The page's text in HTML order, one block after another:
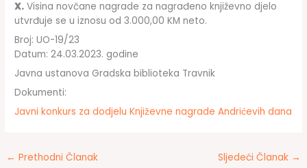
X. Visina novčane nagrade za nagrađeno književno djelo
utvrđuje se u iznosu od 3.000,00 KM neto.
Broj: UO-19/23
Datum: 24.03.2023. godine
Javna ustanova Gradska biblioteka Travnik
Dokumenti:
Javni konkurs za dodjelu Književne nagrade Andrićevih dana
← Prethodni Članak Sljedeći Članak →